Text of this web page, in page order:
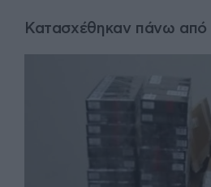
Κατασχέθηκαν πάνω από